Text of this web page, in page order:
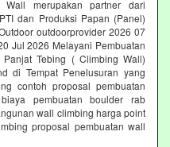
merupakan partner dari
dan Produksi Papan (Panel)
outdoorprovider 2026 07
Jul 2026 Melayani Pembuatan
Tebing ( Climbing Wall)
di Tempat Penelusuran yang
contoh proposal pembuatan
pembuatan boulder rab
wall climbing harga point
proposal pembuatan wall